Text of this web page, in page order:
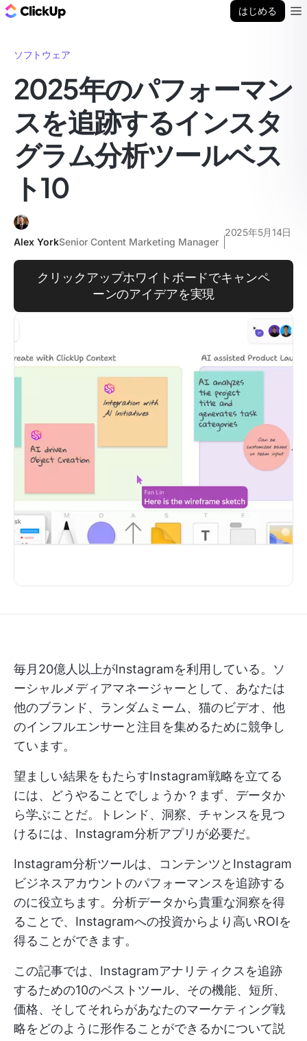
はじめる
ソフトウェア
2025年のパフォーマン
スを追跡するインスタ
グラム分析ツールベス
ト10
Alex YorkSenior Content Marketing Manager
2025年5月14日
クリックアップホワイトボードでキャンペ
ーンのアイデアを実現
毎月20億人以上がInstagramを利用している。ソ
ーシャルメディアマネージャーとして、あなたは
他のブランド、ランダムミーム、猫のビデオ、他
のインフルエンサーと注目を集めるために競争し
ています。
望ましい結果をもたらすInstagram戦略を立てる
には、どうやることでしょうか？まず、データか
ら学ぶことだ。トレンド、洞察、チャンスを見つ
けるには、Instagram分析アプリが必要だ。
Instagram分析ツールは、コンテンツとInstagram
ビジネスアカウントのパフォーマンスを追跡する
のに役立ちます。分析データから貴重な洞察を得
ることで、Instagramへの投資からより高いROIを
得ることができます。
この記事では、Instagramアナリティクスを追跡
するための10のベストツール、その機能、短所、
価格、そしてそれらがあなたのマーケティング戦
略をどのように形作ることができるかについて説